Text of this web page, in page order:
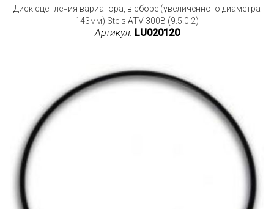
Диск сцепления вариатора, в сборе (увеличенного диаметра
143мм) Stels ATV 300B (9.5.0.2)
Артикул: LU020120